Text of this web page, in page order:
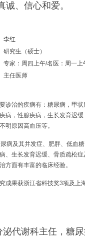
、信心和爱。
李红
研究生（硕士）
专家：周四上午/名医：周一上
主任医师
诊治的疾病有：糖尿病，甲
病，性腺疾病，生长发育迟
明原因高血压等。
病及其并发症、肥胖、低血
、生长发育迟缓、骨质疏松
方面有丰富的临床经验。
成果获浙江省科技奖3项及上
代谢科主任，糖